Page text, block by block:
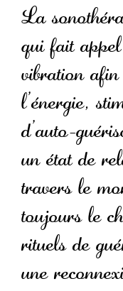
La
qui fait
vibration
l’énergie,
d’auto-
un état de
travers le
toujours le
rituels de
une